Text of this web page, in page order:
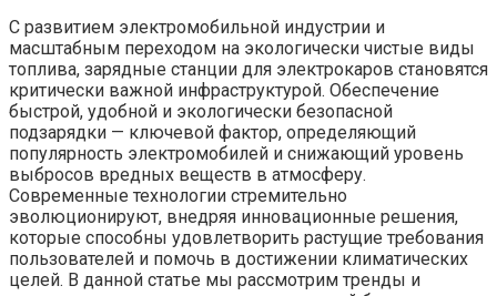
С развитием электромобильной индустрии и
масштабным переходом на экологически чистые виды
топлива, зарядные станции для электрокаров становятся
критически важной инфраструктурой. Обеспечение
быстрой, удобной и экологически безопасной
подзарядки — ключевой фактор, определяющий
популярность электромобилей и снижающий уровень
выбросов вредных веществ в атмосферу.
Современные технологии стремительно
эволюционируют, внедряя инновационные решения,
которые способны удовлетворить растущие требования
пользователей и помочь в достижении климатических
целей. В данной статье мы рассмотрим тренды и